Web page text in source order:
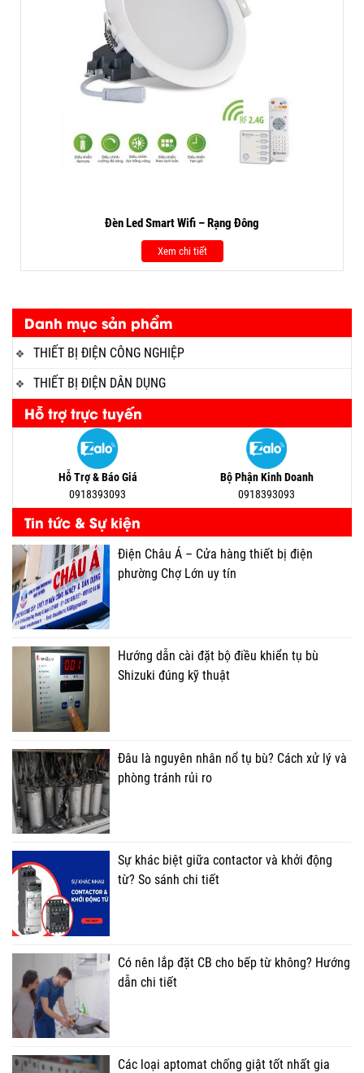
Danh mục sản phẩm
THIẾT BỊ ĐIỆN CÔNG NGHIỆP
THIẾT BỊ ĐIỆN DÂN DỤNG
Hỗ trợ trực tuyến
Hỗ Trợ & Báo Giá
0918393093
Bộ Phận Kinh Doanh
0918393093
Tin tức & Sự kiện
Điện Châu Á – Cửa hàng thiết bị điện
phường Chợ Lớn uy tín
Hướng dẫn cài đặt bộ điều khiển tụ bù
Shizuki đúng kỹ thuật
Đâu là nguyên nhân nổ tụ bù? Cách xử lý và
phòng tránh rủi ro
Sự khác biệt giữa contactor và khởi động
từ? So sánh chi tiết
Có nên lắp đặt CB cho bếp từ không? Hướng
dẫn chi tiết
Các loại aptomat chống giật tốt nhất gia
Đèn Led Smart Wifi – Rạng Đông
Xem chi tiết